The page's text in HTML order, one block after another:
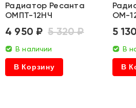
Радиатор Ресанта
ОМПТ-12НЧ
4 950 ₽ 5 320 ₽
В наличии
В Корзину
ОМ-
5
В
В